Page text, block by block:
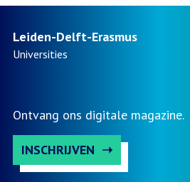
Leiden-Delft-Erasmus
Universities
Ontvang ons digitale magazine.
INSCHRIJVEN